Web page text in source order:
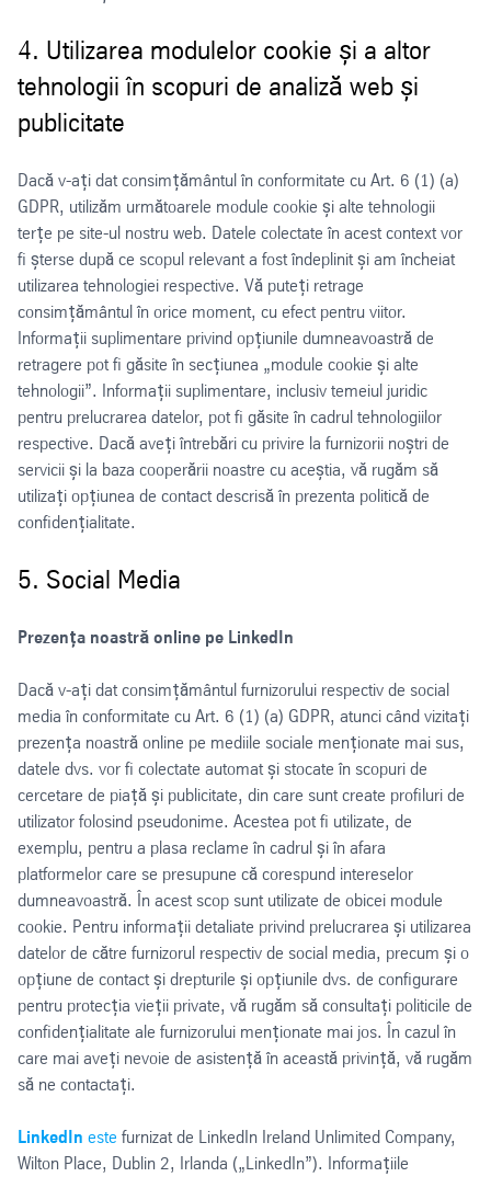
4. Utilizarea modulelor cookie și a altor
tehnologii în scopuri de analiză web și
publicitate
Dacă v-ați dat consimțământul în conformitate cu Art. 6 (1) (a)
GDPR, utilizăm următoarele module cookie și alte tehnologii
terțe pe site-ul nostru web. Datele colectate în acest context vor
fi șterse după ce scopul relevant a fost îndeplinit și am încheiat
utilizarea tehnologiei respective. Vă puteți retrage
consimțământul în orice moment, cu efect pentru viitor.
Informații suplimentare privind opțiunile dumneavoastră de
retragere pot fi găsite în secțiunea „module cookie și alte
tehnologii”. Informații suplimentare, inclusiv temeiul juridic
pentru prelucrarea datelor, pot fi găsite în cadrul tehnologiilor
respective. Dacă aveți întrebări cu privire la furnizorii noștri de
servicii și la baza cooperării noastre cu aceștia, vă rugăm să
utilizați opțiunea de contact descrisă în prezenta politică de
confidențialitate.
5. Social Media
Prezența noastră online pe LinkedIn
Dacă v-ați dat consimțământul furnizorului respectiv de social
media în conformitate cu Art. 6 (1) (a) GDPR, atunci când vizitați
prezența noastră online pe mediile sociale menționate mai sus,
datele dvs. vor fi colectate automat și stocate în scopuri de
cercetare de piață și publicitate, din care sunt create profiluri de
utilizator folosind pseudonime. Acestea pot fi utilizate, de
exemplu, pentru a plasa reclame în cadrul și în afara
platformelor care se presupune că corespund intereselor
dumneavoastră. În acest scop sunt utilizate de obicei module
cookie. Pentru informații detaliate privind prelucrarea și utilizarea
datelor de către furnizorul respectiv de social media, precum și o
opțiune de contact și drepturile și opțiunile dvs. de configurare
pentru protecția vieții private, vă rugăm să consultați politicile de
confidențialitate ale furnizorului menționate mai jos. În cazul în
care mai aveți nevoie de asistență în această privință, vă rugăm
să ne contactați.
LinkedIn este furnizat de LinkedIn Ireland Unlimited Company,
Wilton Place, Dublin 2, Irlanda („LinkedIn”). Informațiile